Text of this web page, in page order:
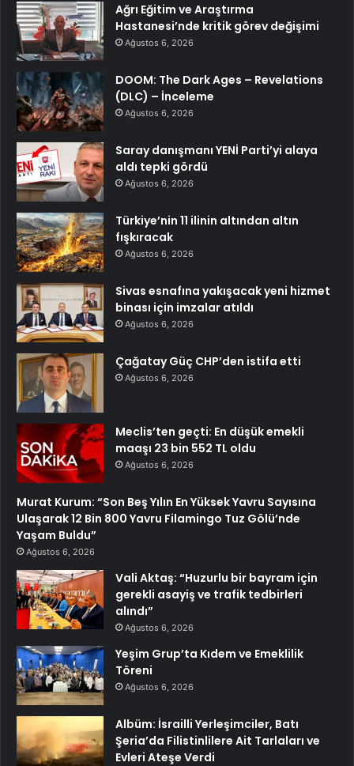
Ağrı Eğitim ve Araştırma
Hastanesi’nde kritik görev değişimi
Ağustos 6, 2026
DOOM: The Dark Ages – Revelations
(DLC) – İnceleme
Ağustos 6, 2026
Saray danışmanı YENİ Parti’yi alaya
aldı tepki gördü
Ağustos 6, 2026
Türkiye’nin 11 ilinin altından altın
fışkıracak
Ağustos 6, 2026
Sivas esnafına yakışacak yeni hizmet
binası için imzalar atıldı
Ağustos 6, 2026
Çağatay Güç CHP’den istifa etti
Ağustos 6, 2026
Meclis’ten geçti: En düşük emekli
maaşı 23 bin 552 TL oldu
Ağustos 6, 2026
Murat Kurum: “Son Beş Yılın En Yüksek Yavru Sayısına
Ulaşarak 12 Bin 800 Yavru Filamingo Tuz Gölü’nde
Yaşam Buldu”
Ağustos 6, 2026
Vali Aktaş: “Huzurlu bir bayram için
gerekli asayiş ve trafik tedbirleri
alındı”
Ağustos 6, 2026
Yeşim Grup’ta Kıdem ve Emeklilik
Töreni
Ağustos 6, 2026
Albüm: İsrailli Yerleşimciler, Batı
Şeria’da Filistinlilere Ait Tarlaları ve
Evleri Ateşe Verdi